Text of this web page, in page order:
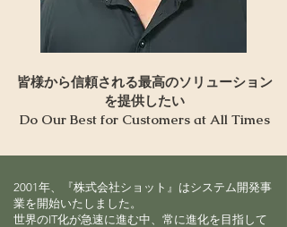
皆様から信頼される最高のソリューション
を提供したい
Do Our Best for Customers at All Times
2001年、『株式会社ショット』はシステム開発事
業を開始いたしました。
世界のIT化が急速に進む中、常に進化を目指して